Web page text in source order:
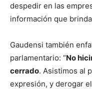
despedir en las
información que
Gaudensi también
parlamentario: “No
cerrado. Asistimos al
expresión, y derogar